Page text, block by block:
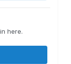
here.